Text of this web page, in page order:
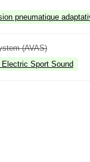
pneumatique
(AVAS)
Electric Sport Sound